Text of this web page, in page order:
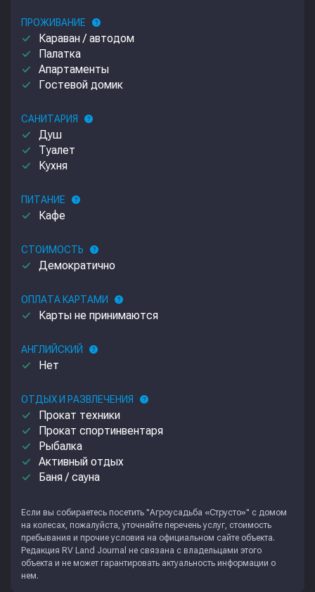
ПРОЖИВАНИЕ help
done Караван / автодом
done Палатка
done Апартаменты
done Гостевой домик
САНИТАРИЯ help
done Душ
done Туалет
done Кухня
ПИТАНИЕ help
done Кафе
СТОИМОСТЬ help
done Демократично
ОПЛАТА КАРТАМИ help
done Карты не принимаются
АНГЛИЙСКИЙ help
done Нет
ОТДЫХ И РАЗВЛЕЧЕНИЯ help
done Прокат техники
done Прокат спортинвентаря
done Рыбалка
done Активный отдых
done Баня / сауна
Если вы собираетесь посетить "Агроусадьба «Струсто»" с домом
на колесах, пожалуйста, уточняйте перечень услуг, стоимость
пребывания и прочие условия на официальном сайте объекта.
Редакция RV Land Journal не связана с владельцами этого
объекта и не может гарантировать актуальность информации о
нем.